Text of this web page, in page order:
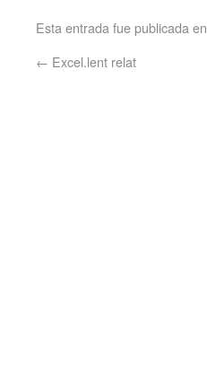
Esta entrada fue publicada en
← Excel.lent relat